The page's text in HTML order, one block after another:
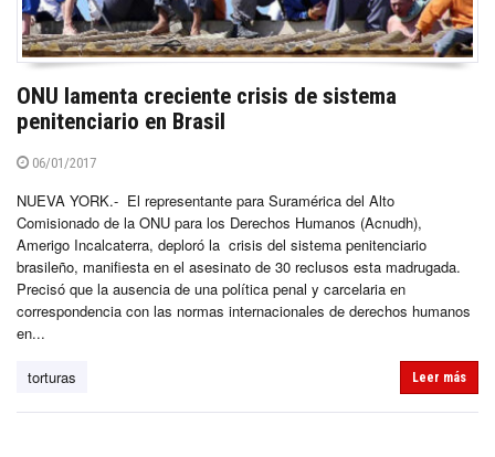
ONU lamenta creciente crisis de sistema
penitenciario en Brasil
06/01/2017
NUEVA YORK.- El representante para Suramérica del Alto
Comisionado de la ONU para los Derechos Humanos (Acnudh),
Amerigo Incalcaterra, deploró la crisis del sistema penitenciario
brasileño, manifiesta en el asesinato de 30 reclusos esta madrugada.
Precisó que la ausencia de una política penal y carcelaria en
correspondencia con las normas internacionales de derechos humanos
en...
torturas Leer más